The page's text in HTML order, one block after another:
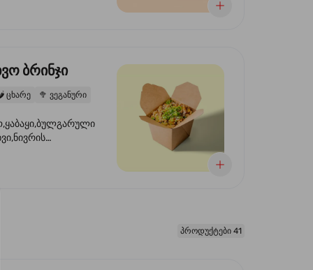
ბრინჯი
🌶️ ცხარე 🥦 ვეგანური
ხახვი,სეზამის
პროდუქტები 41